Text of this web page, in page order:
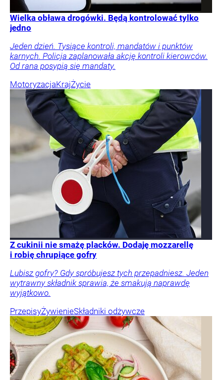
Wielka obława drogówki. Będą kontrolować tylko
jedno
Jeden dzień. Tysiące kontroli, mandatów i punktów
karnych. Policja zaplanowała akcję kontroli kierowców.
Od rana posypią się mandaty.
MotoryzacjaKrajŻycie
Z cukinii nie smażę placków. Dodaję mozzarellę
i robię chrupiące gofry
Lubisz gofry? Gdy spróbujesz tych przepadniesz. Jeden
wytrawny składnik sprawia, że smakują naprawdę
wyjątkowo.
PrzepisyŻywienieSkładniki odżywcze